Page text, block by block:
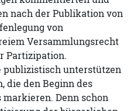
nach der Publikation von
von
Versammlungsrecht
Partizipation.
publizistisch unterstützen
die den Beginn des
Denn schon